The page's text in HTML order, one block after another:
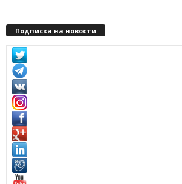
Подписка на новости